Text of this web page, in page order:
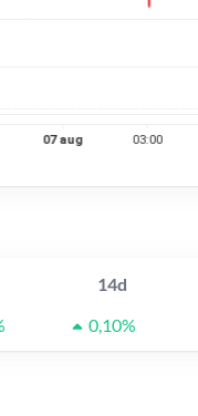
14d
0,10%